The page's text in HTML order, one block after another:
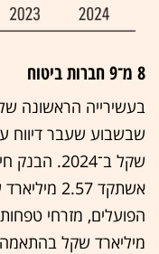
8 מ־9 חברות ביטוח
בעשירייה הראשונה
שקל
אשתקד
מיליארד שקל